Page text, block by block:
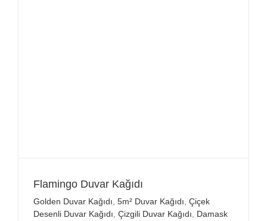
Flamingo Duvar Kağıdı
Golden Duvar Kağıdı 5m² Duvar Kağıdı Çiçek
Desenli Duvar Kağıdı Çizgili Duvar Kağıdı
Damask